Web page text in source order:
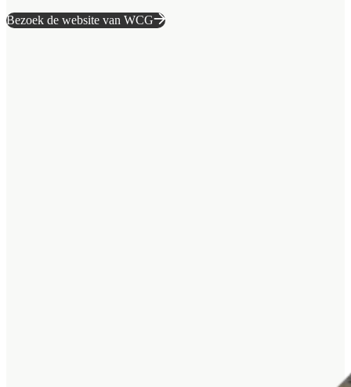
Bezoek de website van WCG